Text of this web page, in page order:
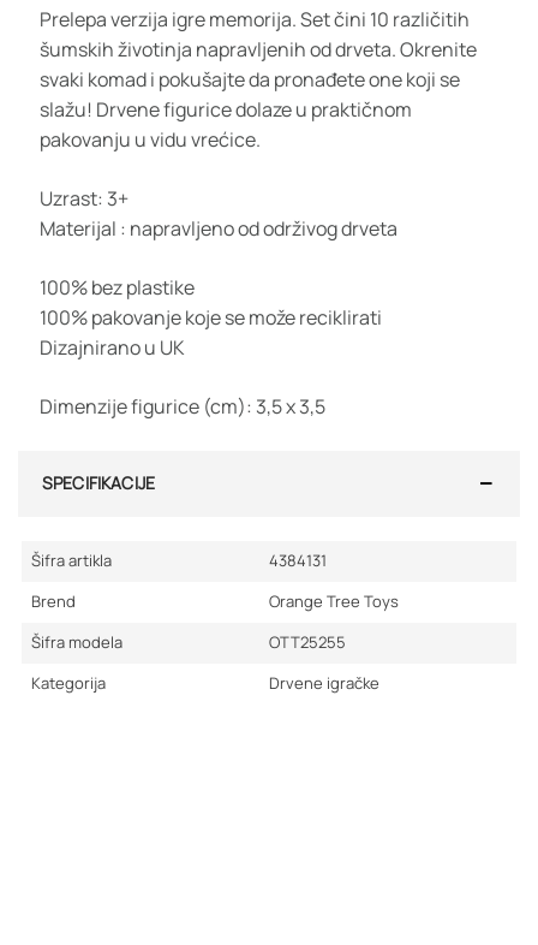
Prelepa verzija igre memorija. Set čini 10 različitih
šumskih životinja napravljenih od drveta. Okrenite
svaki komad i pokušajte da pronađete one koji se
slažu! Drvene figurice dolaze u praktičnom
pakovanju u vidu vrećice.
Uzrast: 3+
Materijal : napravljeno od održivog drveta
100% bez plastike
100% pakovanje koje se može reciklirati
Dizajnirano u UK
Dimenzije figurice (cm): 3,5 x 3,5
SPECIFIKACIJE
Šifra artikla
4384131
Brend
Orange Tree Toys
Šifra modela
OTT25255
Kategorija
Drvene igračke